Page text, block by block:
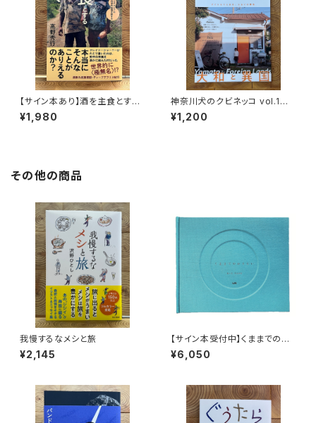
【サイン本あり】酒を主食とする
人々 エチオピアの科学的秘境
を旅する
¥1,980
神奈川犬のクビネッコ vol.1
特集：大和と異国
¥1,200
その他の商品
我慢するなメシと旅
¥2,145
【サイン本受付中】くままでのお
さらい〈特装新版〉
¥6,050